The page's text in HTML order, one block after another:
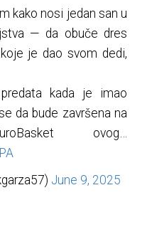
kako nosi jedan san u
— da obuče dres
je dao svom dedi,
kada je imao
da bude završena na
ovog…
June 9, 2025